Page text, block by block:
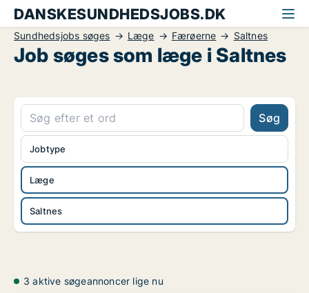
DANSKESUNDHEDSJOBS.DK
Sundhedsjobs søges Læge Færøerne Saltnes
Job søges som læge i Saltnes
Søg
Læge
Saltnes
Jobtype
3 aktive søgeannoncer lige nu